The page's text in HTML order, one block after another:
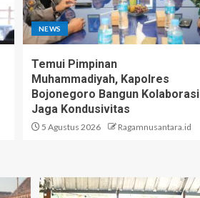
NEWS
Temui Pimpinan
Muhammadiyah, Kapolres
Bojonegoro Bangun Kolaborasi
Jaga Kondusivitas
5 Agustus 2026 Ragamnusantara.id